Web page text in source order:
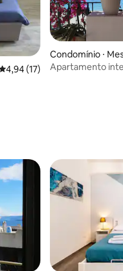
de uma avaliação média
4,94 (17)
Condomínio ⋅
Apartamento